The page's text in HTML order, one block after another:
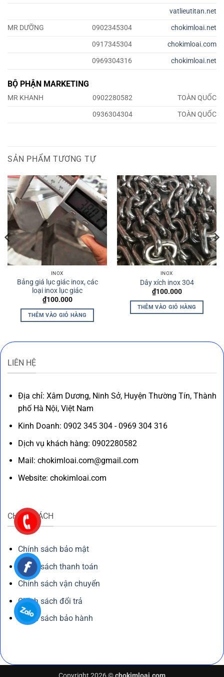
vatlieutitan.net
MR DƯỠNG
0902345304
chokimloai.net
0917345304
chokimloai.com
0969304316
chokimloai.net
BỘ PHẬN MARKETING
MR KHANH 0902280582
TOÀN QUỐC
0936304304
TOÀN QUỐC
SẢN PHẨM TƯƠNG TỰ
INOX
Bảng giá lục giác inox, các
loại inox lục giác
₫100.000
THÊM VÀO GIỎ HÀNG
INOX
Dây xích inox 304
₫100.000
THÊM VÀO GIỎ HÀNG
LIÊN HỆ
Địa chỉ: Xâm Dương, Ninh Sở, Huyện Thường Tín, Thành
phố Hà Nội, Việt Nam
Kinh Doanh: 0902 345 304 - 0969 304 316
Dịch vụ khách hàng: 0902280582
Mail: chokimloai.com@gmail.com
Website: chokimloai.com
CHÍNH SÁCH
Chính sách bảo mật
Chính sách thanh toán
Chính sách vận chuyển
Chính sách đổi trả
Chính sách bảo hành